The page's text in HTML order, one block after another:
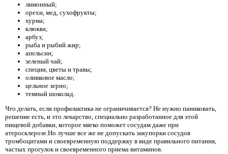
лимонный;
орехи, мед, сухофрукты;
хурма;
клюква;
арбуз;
рыба и рыбий жир;
апельсин;
зеленый чай;
специи, цветы и травы;
оливковое масло;
цельное зерно;
темный шоколад.
Что делать, если профилактика не ограничивается? Не нужно паниковать,
решение есть, и это лекарство, специально разработанное для этой
пищевой добавки, которое мягко поможет сосудам даже при
атеросклерозе.Но лучше все же не допускать закупорки сосудов
тромбоцитами и своевременную поддержку в виде правильного питания,
частых прогулок и своевременного приема витаминов.